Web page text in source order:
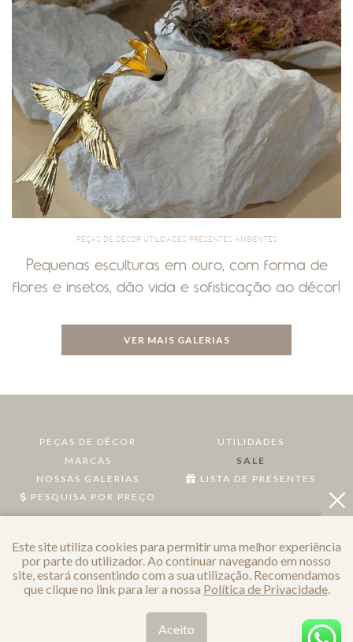
PEÇAS DE DÉCOR UTILIDADES PRESENTES AMBIENTES
Pequenas esculturas em ouro, com forma de
flores e insetos, dão vida e sofisticação ao décor!
VER MAIS GALERIAS
PEÇAS DE DÉCOR
UTILIDADES
MARCAS
SALE
NOSSAS GALERIAS
LISTA DE PRESENTES
PESQUISA POR PREÇO
Este site utiliza cookies para permitir uma melhor experiência
por parte do utilizador. Ao continuar navegando em nosso
site, estará consentindo com a sua utilização. Recomendamos
que clique no link para ler a nossa Política de Privacidade.
Aceito